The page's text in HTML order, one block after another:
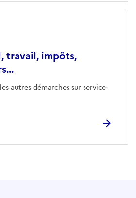
travail, impôts,
autres démarches sur service-